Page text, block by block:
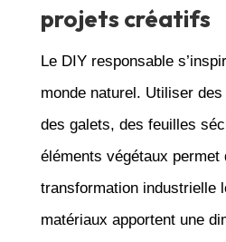
projets créatifs
Le DIY responsable
monde naturel. Utiliser
des galets, des feuilles
éléments végétaux permet
transformation industrielle
matériaux apportent une